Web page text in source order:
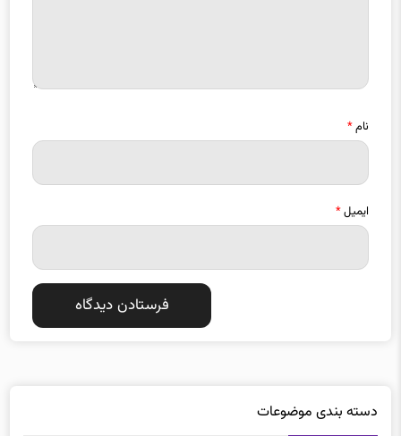
نام*
ایمیل*
دسته بندی موضوعات